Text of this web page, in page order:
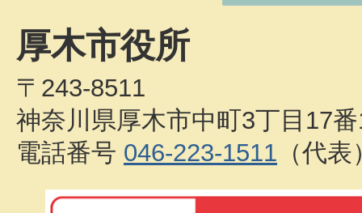
厚木市役所
〒243-8511
神奈川県厚木市中町3丁目17
電話番号 046-223-1511 （代表